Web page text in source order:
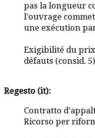
pas la longueur
l'ouvrage
une exécution
Exigibilité du
défauts (consid.
Regesto (it):
Contratto
Ricorso per